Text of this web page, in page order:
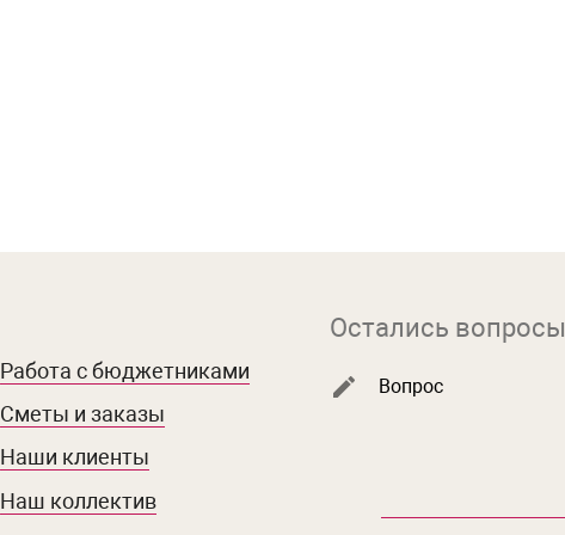
Работа с бюджетниками
Сметы и заказы
Наши клиенты
Наш коллектив
Остались
Вопрос